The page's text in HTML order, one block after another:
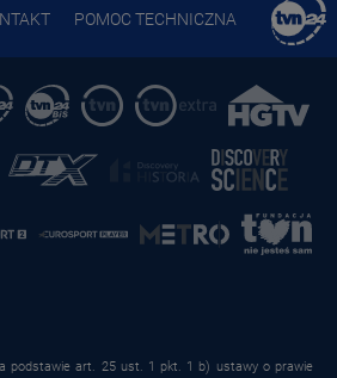
POMOC TECHNICZNA
podstawie art. 25 ust. 1 pkt. 1 b) ustawy o prawie